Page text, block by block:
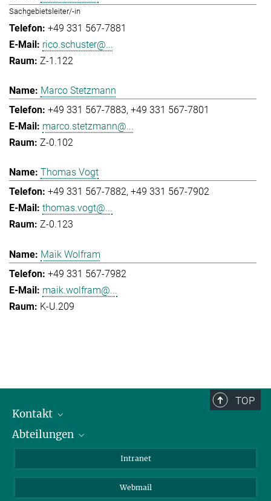
Sachgebietsleiter/-in
+49 331 567-7881
rico.schuster@...
Z-1.122
Marco Stetzmann
+49 331 567-7883 +49 331 567-7801
marco.stetzmann@...
Z-0.102
Thomas Vogt
+49 331 567-7882 +49 331 567-7902
thomas.vogt@...
Z-0.123
Maik Wolfram
+49 331 567-7982
maik.wolfram@...
K-U.209
TOP
Kontakt
Mitarbeiterverzeichnis
Abteilungen
Kolloidchemie
Intranet
Webmail